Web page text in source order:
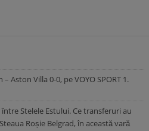
– Aston Villa 0-0, pe VOYO SPORT 1.
Stelele Estului. Ce transferuri au
Roșie Belgrad, în această vară